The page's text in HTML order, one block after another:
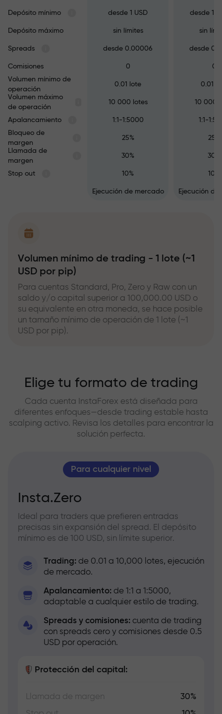
Depósito mínimo
Depósito máximo
Spreads
Comisiones
Volumen mínimo de
operación
Volumen máximo
de operación
Apalancamiento
Bloqueo de
margen
Llamada de
margen
Stop out
desde 1 USD
sin límites
desde 0.00006
0
0.01 lote
10 000 lotes
1:1-1:5000
25%
30%
10%
Ejecución de mercado
desde
sin
desde
0
0.01
10 000
1:1-
25%
30%
10%
Ejecución de
Volumen mínimo de trading - 1 lote (~1
USD por pip)
Para cuentas Standard, Pro, Zero y Raw con un
saldo y/o capital superior a 100,000.00 USD o
su equivalente en otra moneda, se hace posible
un tamaño mínimo de operación de 1 lote (~1
USD por pip).
Elige tu formato de trading
Cada cuenta InstaForex está diseñada para
diferentes enfoques—desde trading estable hasta
scalping activo. Revisa los detalles para encontrar la
solución perfecta.
Para cualquier nivel
Insta.Zero
Ideal para traders que prefieren entradas
precisas sin expansión del spread. El depósito
mínimo es de 100 USD, sin límite superior.
Trading: de 0.01 a 10,000 lotes, ejecución
de mercado.
Apalancamiento: de 1:1 a 1:5000,
adaptable a cualquier estilo de trading.
Spreads y comisiones: cuenta de trading
con spreads cero y comisiones desde 0.5
USD por operación.
Protección del capital:
Llamada de margen
30%